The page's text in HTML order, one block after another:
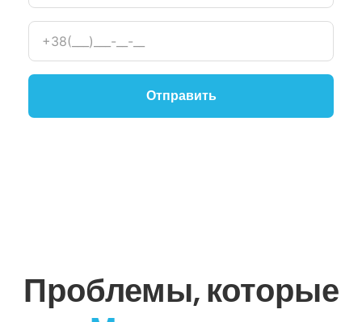
Отправить
Проблемы, которые